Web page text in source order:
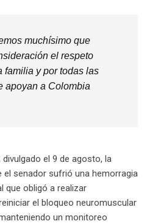
muchísimo que
el respeto
familia y por todas las
apoyan a Colombia
el 9 de agosto, la
el senador sufrió una hemorragia
que obligó a realizar
el bloqueo neuromuscular
un monitoreo